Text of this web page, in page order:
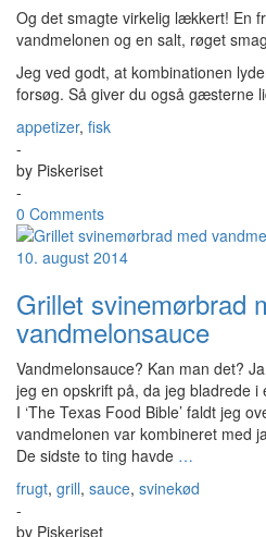
Og det smagte virkelig lækkert! En
vandmelonen og en salt, røget
Jeg ved godt, at kombinationen
forsøg. Så giver du også gæsterne
appetizer, fisk
-
by Piskeriset
-
0 Comments
10. august 2014
Grillet svinemørbrad
vandmelonsauce
Vandmelonsauce? Kan man det?
jeg en opskrift på, da jeg bladrede i
I ‘The Texas Food Bible’ faldt jeg
vandmelonen var kombineret med
De sidste to ting havde …
frugt, grill, sauce, svinekød
-
by Piskeriset